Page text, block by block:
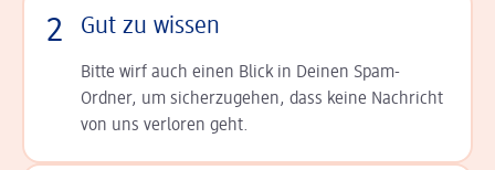
2 Gut zu wissen
Bitte wirf auch einen Blick in Deinen Spam-
Ordner, um sicherzugehen, dass keine Nachricht
von uns verloren geht.